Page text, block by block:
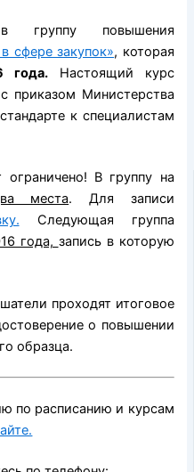
группу повышения
сфере закупок», которая
года.Настоящий курс
приказом Министерства
к специалистам
ограничено! В группу на
места. Для записи
Следующая группа
года, запись в которую
проходят итоговое
о повышении
образца.
по расписанию и курсам